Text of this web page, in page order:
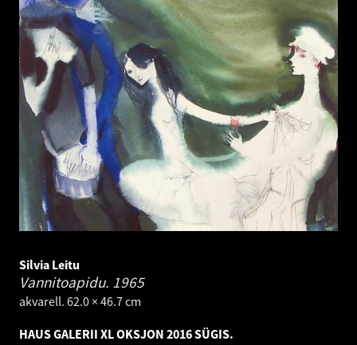
Silvia Leitu
Vannitoapidu. 1965
akvarell. 62.0 × 46.7 cm
HAUS GALERII XL OKSJON 2016 SÜGIS.